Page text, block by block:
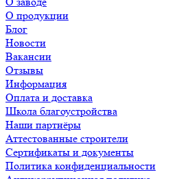
О продукции
Блог
Новости
Вакансии
Отзывы
Информация
Оплата и доставка
Школа благоустройства
Наши партнёры
Аттестованные строители
Сертификаты и документы
Политика конфиденциальности